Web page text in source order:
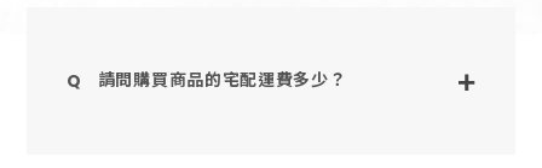
請問購買商品的宅配運費多少？